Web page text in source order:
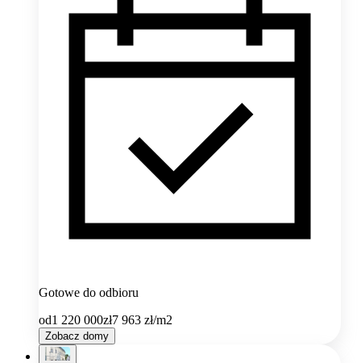
Gotowe do odbioru
od1 220 000zł7 963 zł/m2
Zobacz domy